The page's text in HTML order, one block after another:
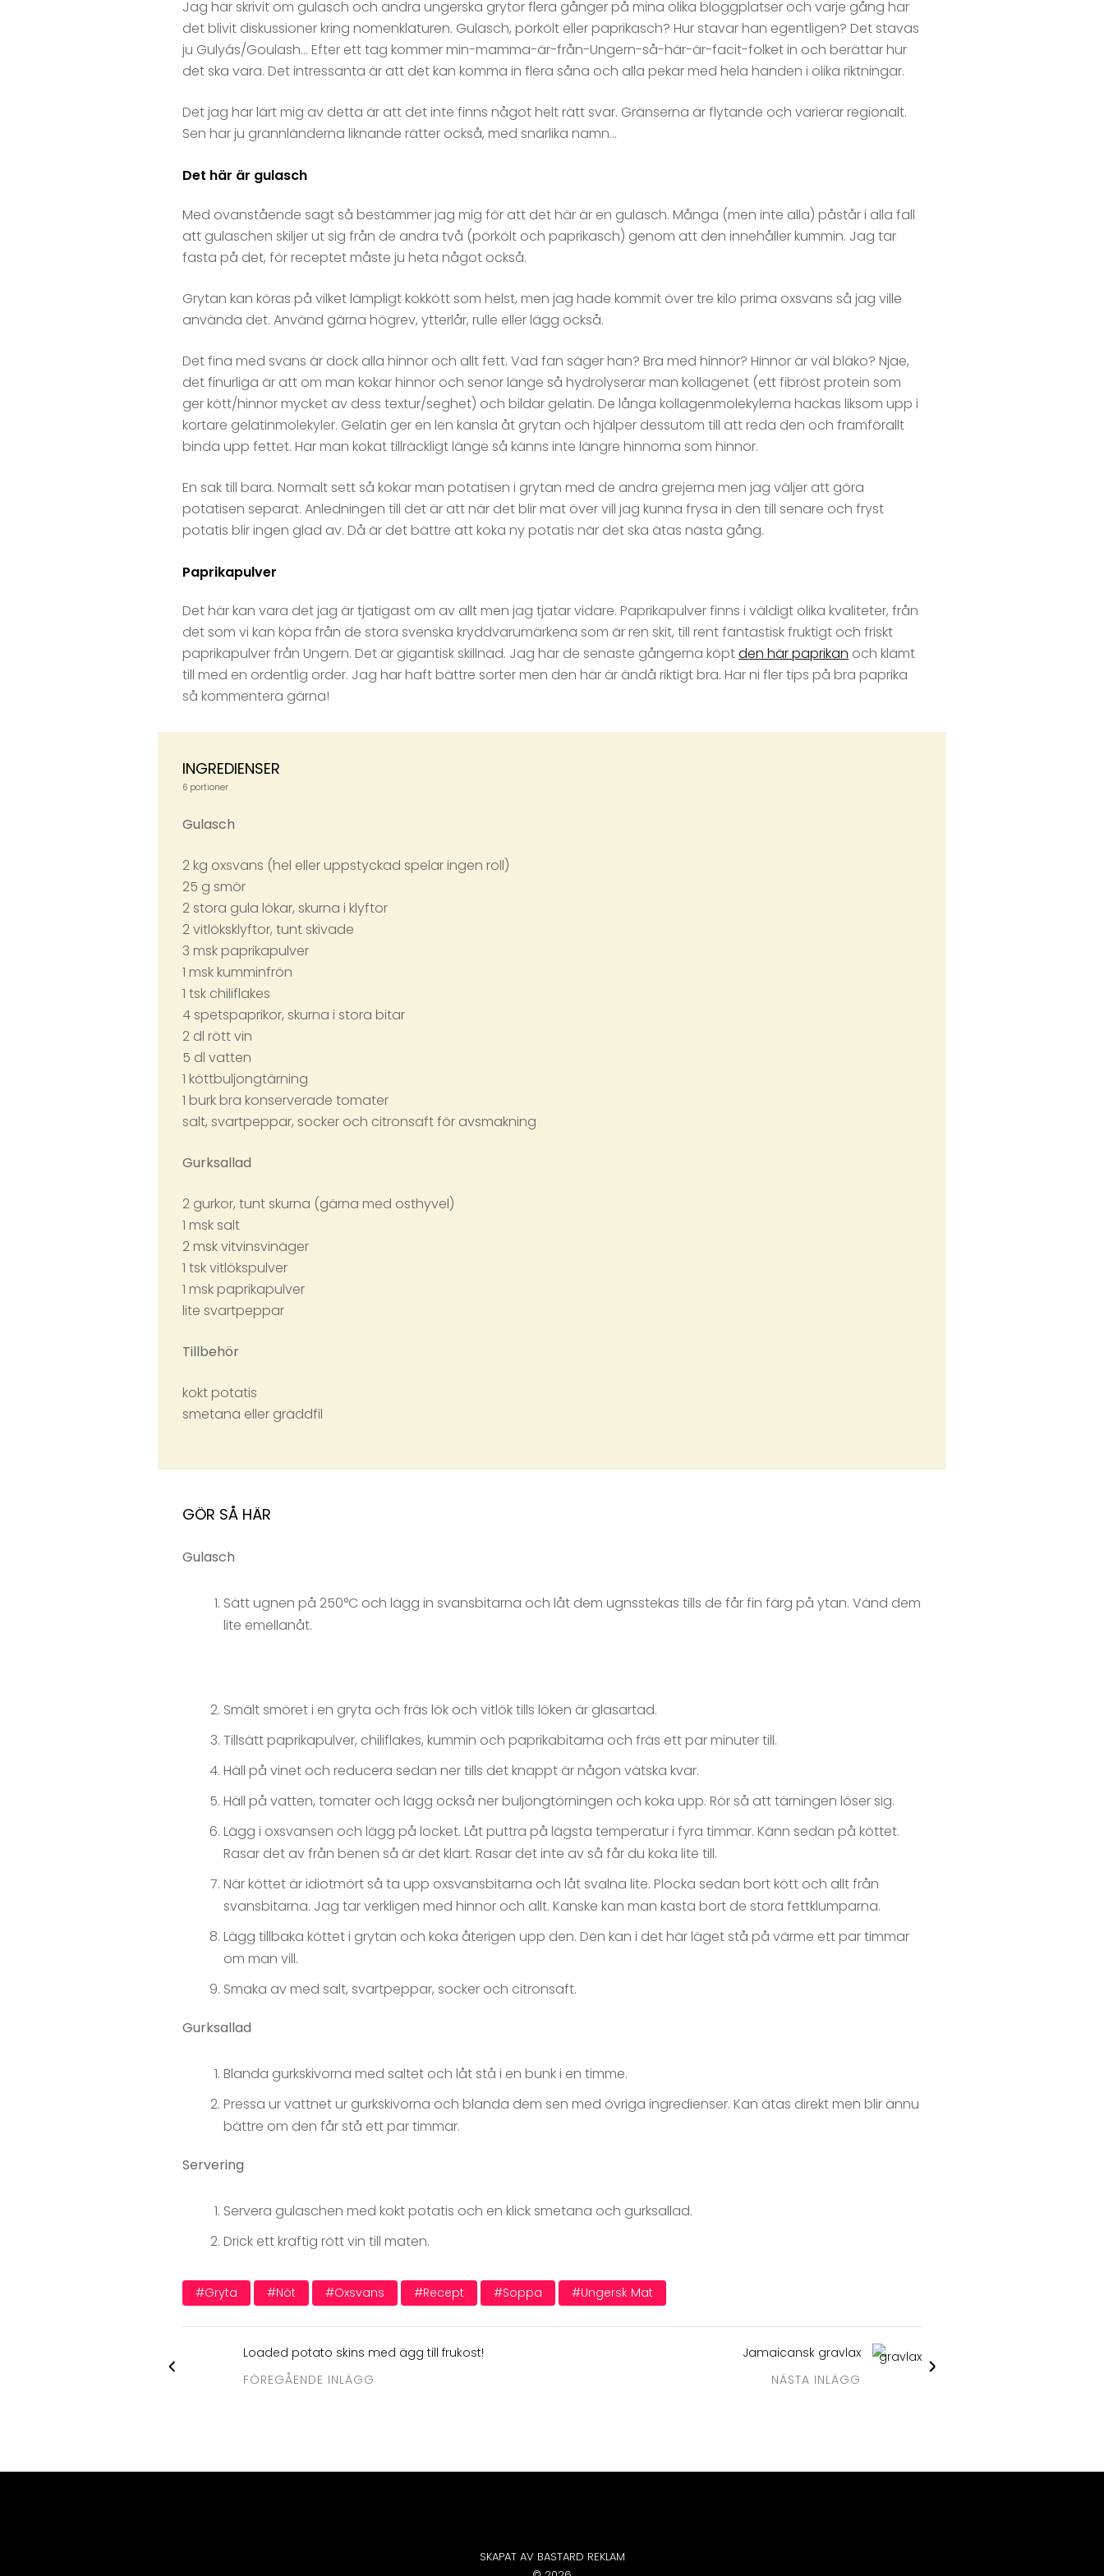
Jag har skrivit om gulasch och andra ungerska grytor flera gånger på mina olika bloggplatser och varje gång har
det blivit diskussioner kring nomenklaturen. Gulasch, pörkölt eller paprikasch? Hur stavar han egentligen? Det stavas
ju Gulyás/Goulash… Efter ett tag kommer min-mamma-är-från-Ungern-så-här-är-facit-folket in och berättar hur
det ska vara. Det intressanta är att det kan komma in flera såna och alla pekar med hela handen i olika riktningar.
Det jag har lärt mig av detta är att det inte finns något helt rätt svar. Gränserna är flytande och varierar regionalt.
Sen har ju grannländerna liknande rätter också, med snarlika namn…
Det här är gulasch
Med ovanstående sagt så bestämmer jag mig för att det här är en gulasch. Många (men inte alla) påstår i alla fall
att gulaschen skiljer ut sig från de andra två (pörkölt och paprikasch) genom att den innehåller kummin. Jag tar
fasta på det, för receptet måste ju heta något också.
Grytan kan köras på vilket lämpligt kokkött som helst, men jag hade kommit över tre kilo prima oxsvans så jag ville
använda det. Använd gärna högrev, ytterlår, rulle eller lägg också.
Det fina med svans är dock alla hinnor och allt fett. Vad fan säger han? Bra med hinnor? Hinnor är väl bläko? Njae,
det finurliga är att om man kokar hinnor och senor länge så hydrolyserar man kollagenet (ett fibröst protein som
ger kött/hinnor mycket av dess textur/seghet) och bildar gelatin. De långa kollagenmolekylerna hackas liksom upp i
kortare gelatinmolekyler. Gelatin ger en len känsla åt grytan och hjälper dessutom till att reda den och framförallt
binda upp fettet. Har man kokat tillräckligt länge så känns inte längre hinnorna som hinnor.
En sak till bara. Normalt sett så kokar man potatisen i grytan med de andra grejerna men jag väljer att göra
potatisen separat. Anledningen till det är att när det blir mat över vill jag kunna frysa in den till senare och fryst
potatis blir ingen glad av. Då är det bättre att koka ny potatis när det ska ätas nästa gång.
Paprikapulver
Det här kan vara det jag är tjatigast om av allt men jag tjatar vidare. Paprikapulver finns i väldigt olika kvaliteter, från
det som vi kan köpa från de stora svenska kryddvarumärkena som är ren skit, till rent fantastisk fruktigt och friskt
paprikapulver från Ungern. Det är gigantisk skillnad. Jag har de senaste gångerna köptden här paprikan och klämt
till med en ordentlig order. Jag har haft bättre sorter men den här är ändå riktigt bra. Har ni fler tips på bra paprika
så kommentera gärna!
INGREDIENSER
6 portioner
Gulasch
2 kg oxsvans (hel eller uppstyckad spelar ingen roll)
25 g smör
2 stora gula lökar, skurna i klyftor
2 vitlöksklyftor, tunt skivade
3 msk paprikapulver
1 msk kumminfrön
1 tsk chiliflakes
4 spetspaprikor, skurna i stora bitar
2 dl rött vin
5 dl vatten
1 köttbuljongtärning
1 burk bra konserverade tomater
salt, svartpeppar, socker och citronsaft för avsmakning
Gurksallad
2 gurkor, tunt skurna (gärna med osthyvel)
1 msk salt
2 msk vitvinsvinäger
1 tsk vitlökspulver
1 msk paprikapulver
lite svartpeppar
Tillbehör
kokt potatis
smetana eller gräddfil
GÖR SÅ HÄR
Gulasch
Sätt ugnen på 250°C och lägg in svansbitarna och låt dem ugnsstekas tills de får fin färg på ytan. Vänd dem
lite emellanåt.
Smält smöret i en gryta och fräs lök och vitlök tills löken är glasartad.
Tillsätt paprikapulver, chiliflakes, kummin och paprikabitarna och fräs ett par minuter till.
Häll på vinet och reducera sedan ner tills det knappt är någon vätska kvar.
Häll på vatten, tomater och lägg också ner buljongtörningen och koka upp. Rör så att tärningen löser sig.
Lägg i oxsvansen och lägg på locket. Låt puttra på lägsta temperatur i fyra timmar. Känn sedan på köttet.
Rasar det av från benen så är det klart. Rasar det inte av så får du koka lite till.
När köttet är idiotmört så ta upp oxsvansbitarna och låt svalna lite. Plocka sedan bort kött och allt från
svansbitarna. Jag tar verkligen med hinnor och allt. Kanske kan man kasta bort de stora fettklumparna.
Lägg tillbaka köttet i grytan och koka återigen upp den. Den kan i det här läget stå på värme ett par timmar
om man vill.
Smaka av med salt, svartpeppar, socker och citronsaft.
Gurksallad
Blanda gurkskivorna med saltet och låt stå i en bunk i en timme.
Pressa ur vattnet ur gurkskivorna och blanda dem sen med övriga ingredienser. Kan ätas direkt men blir ännu
bättre om den får stå ett par timmar.
Servering
Servera gulaschen med kokt potatis och en klick smetana och gurksallad.
Drick ett kraftig rött vin till maten.
#gryta #nöt #oxsvans #recept #soppa #ungersk Mat
Loaded potato skins med ägg till frukost!
FÖREGÅENDE INLÄGG
Jamaicansk gravlax
NÄSTA INLÄGG
SKAPAT AV BASTARD REKLAM